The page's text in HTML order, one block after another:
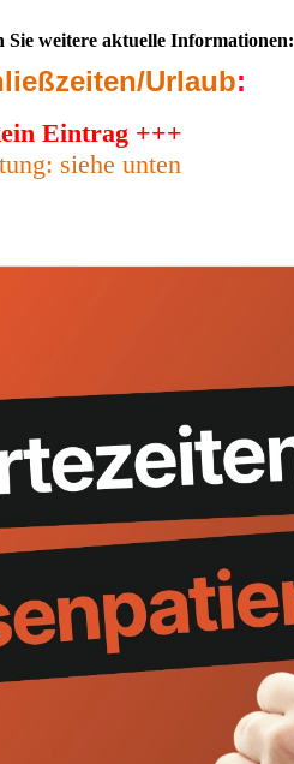
Sie weitere aktuelle Informationen:
Urlaub:
Eintrag +++
siehe unten